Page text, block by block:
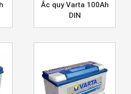
Ắc quy Varta 100Ah
DIN